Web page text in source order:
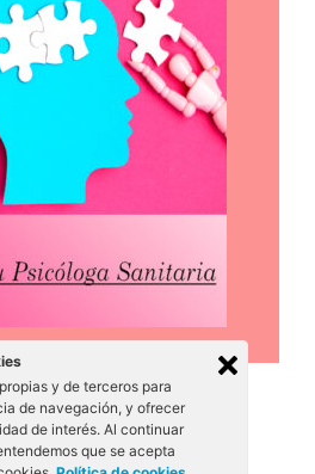
• Creado con
y de terceros para
de navegación, y ofrecer
de interés. Al continuar
que se acepta